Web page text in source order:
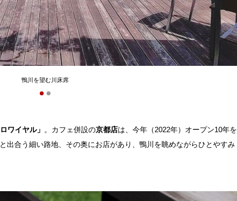
鴨川を望む川床席
ワイヤル」 。カフェ併設の京都店は、今年（2022年）オープン10年を
出合う細い路地、その奥にお店があり、鴨川を眺めながらひとやすみ